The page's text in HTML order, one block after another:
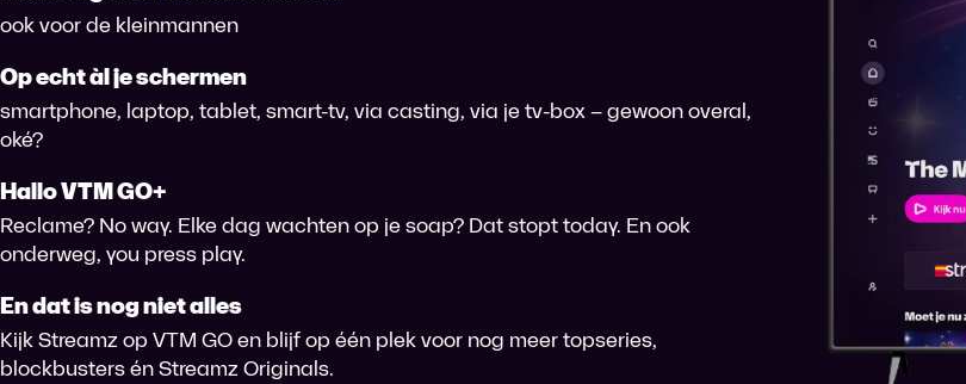
ook voor de kleinmannen
Op echt àl je schermen
smartphone, laptop, tablet, smart-tv, via casting, via je tv-box – gewoon overal,
oké?
Hallo VTM GO+
Reclame? No way. Elke dag wachten op je soap? Dat stopt today. En ook
onderweg, you press play.
En dat is nog niet alles
Kijk Streamz op VTM GO en blijf op één plek voor nog meer topseries,
blockbusters én Streamz Originals.